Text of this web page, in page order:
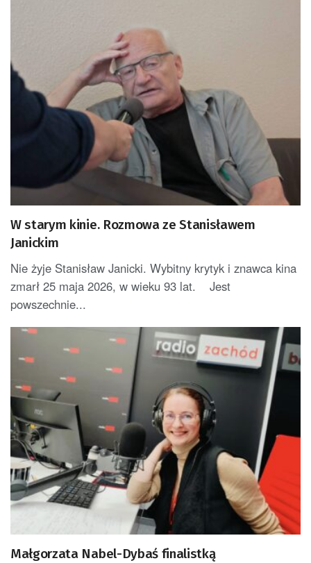
W starym kinie. Rozmowa ze Stanisławem
Janickim
Nie żyje Stanisław Janicki. Wybitny krytyk i znawca kina
zmarł 25 maja 2026, w wieku 93 lat. Jest
powszechnie...
Małgorzata Nabel-Dybaś finalistką